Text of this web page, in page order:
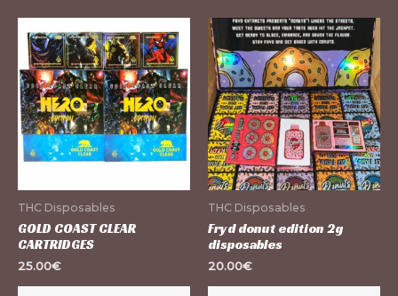
THC Disposables
GOLD COAST CLEAR
CARTRIDGES
25.00€
THC Disposables
Fryd donut edition 2g
disposables
20.00€